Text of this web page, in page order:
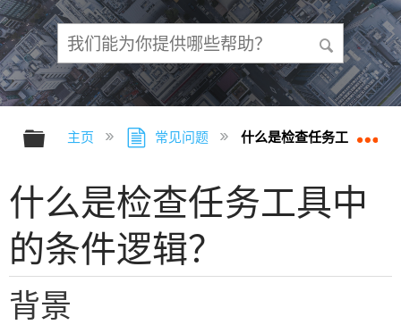
扩展/隐缩全局层次
主页 常见问题 什么是检查任务工具中的
什么是检查任务工具中
的条件逻辑？
背景